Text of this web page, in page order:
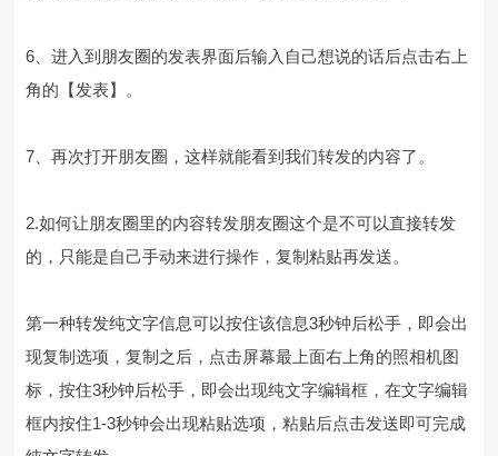
6、进入到朋友圈的发表界面后输入自己想说的话后点击右上
角的【发表】。
7、再次打开朋友圈，这样就能看到我们转发的内容了。
2.如何让朋友圈里的内容转发朋友圈这个是不可以直接转发
的，只能是自己手动来进行操作，复制粘贴再发送。
第一种转发纯文字信息可以按住该信息3秒钟后松手，即会出
现复制选项，复制之后，点击屏幕最上面右上角的照相机图
标，按住3秒钟后松手，即会出现纯文字编辑框，在文字编辑
框内按住1-3秒钟会出现粘贴选项，粘贴后点击发送即可完成